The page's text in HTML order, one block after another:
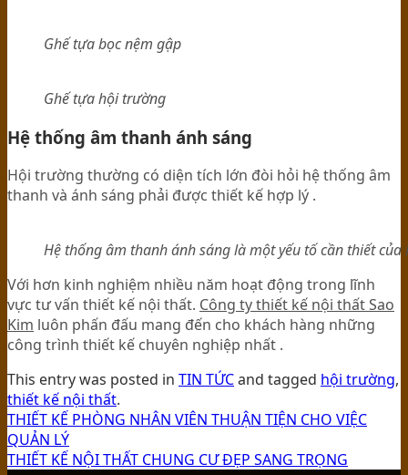
Ghế tựa bọc nệm gập
Ghế tựa hội trường
Hệ thống âm thanh ánh sáng
Hội trường thường có diện tích lớn đòi hỏi hệ thống âm
thanh và ánh sáng phải được thiết kế hợp lý .
Hệ thống âm thanh ánh sáng là một yếu tố cần thiết
Với hơn kinh nghiệm nhiều năm hoạt động trong lĩnh
vực tư vấn thiết kế nội thất. Công ty thiết kế nội thất Sao
Kim luôn phấn đấu mang đến cho khách hàng những
công trình thiết kế chuyên nghiệp nhất .
This entry was posted in TIN TỨCand tagged hội trường,
thiết kế nội thất.
THIẾT KẾ PHÒNG NHÂN VIÊN THUẬN TIỆN CHO VIỆC
QUẢN LÝ
THIẾT KẾ NỘI THẤT CHUNG CƯ ĐẸP SANG TRỌNG